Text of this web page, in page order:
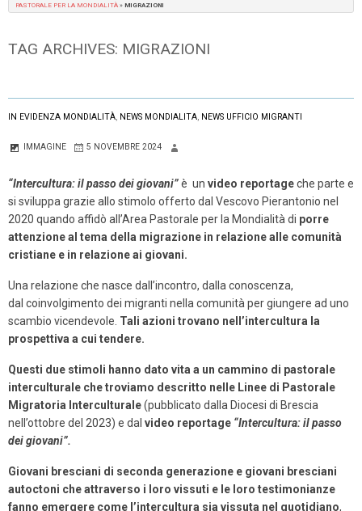
PASTORALE PER LA MONDIALITÀ » MIGRAZIONI
TAG ARCHIVES: MIGRAZIONI
IN EVIDENZA MONDIALITÀ NEWS MONDIALITA NEWS UFFICIO MIGRANTI
IMMAGINE 5 NOVEMBRE 2024
“Intercultura: il passo dei giovani”è un video reportageche parte e
si sviluppa grazie allo stimolo offerto dal Vescovo Pierantonio nel
2020 quando affidò all’Area Pastorale per la Mondialità di porre
attenzione al tema della migrazione in relazione alle comunità
cristiane e in relazione ai giovani.
Una relazione che nasce dall’incontro, dalla conoscenza,
dal coinvolgimento dei migranti nella comunità per giungere ad uno
scambio vicendevole. Tali azioni trovano nell’intercultura la
prospettiva a cui tendere.
Questi due stimoli hanno dato vita a un cammino di pastorale
interculturale che troviamo descritto nelle Linee di Pastorale
Migratoria Interculturale(pubblicato dalla Diocesi di Brescia
nell’ottobre del 2023) e dal video reportage “Intercultura: il passo
dei giovani”.
Giovani bresciani di seconda generazione e giovani bresciani
autoctoni che attraverso i loro vissuti e le loro testimonianze
fanno emergere come l’intercultura sia vissuta nel quotidiano,